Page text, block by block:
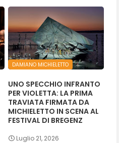
DAMIANO MICHIELETTO
UNO SPECCHIO INFRANTO
PER VIOLETTA: LA PRIMA
TRAVIATA FIRMATA DA
MICHIELETTO IN SCENA AL
FESTIVAL DI BREGENZ
Luglio 21, 2026